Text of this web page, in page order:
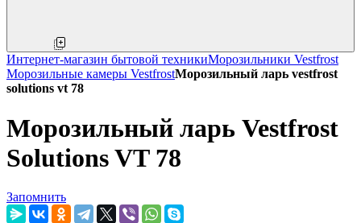
Интернет-магазин бытовой техникиМорозильники Vestfrost
Морозильные камеры VestfrostМорозильный ларь vestfrost
solutions vt 78
Морозильный ларь Vestfrost
Solutions VT 78
Запомнить